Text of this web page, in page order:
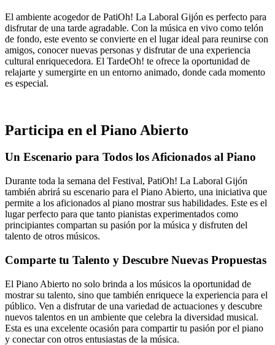
El ambiente acogedor de PatiOh! La Laboral Gijón es perfecto para
disfrutar de una tarde agradable. Con la música en vivo como telón
de fondo, este evento se convierte en el lugar ideal para reunirse con
amigos, conocer nuevas personas y disfrutar de una experiencia
cultural enriquecedora. El TardeOh! te ofrece la oportunidad de
relajarte y sumergirte en un entorno animado, donde cada momento
es especial.
Participa en el Piano Abierto
Un Escenario para Todos los Aficionados al Piano
Durante toda la semana del Festival, PatiOh! La Laboral Gijón
también abrirá su escenario para el Piano Abierto, una iniciativa que
permite a los aficionados al piano mostrar sus habilidades. Este es el
lugar perfecto para que tanto pianistas experimentados como
principiantes compartan su pasión por la música y disfruten del
talento de otros músicos.
Comparte tu Talento y Descubre Nuevas Propuestas
El Piano Abierto no solo brinda a los músicos la oportunidad de
mostrar su talento, sino que también enriquece la experiencia para el
público. Ven a disfrutar de una variedad de actuaciones y descubre
nuevos talentos en un ambiente que celebra la diversidad musical.
Esta es una excelente ocasión para compartir tu pasión por el piano
y conectar con otros entusiastas de la música.